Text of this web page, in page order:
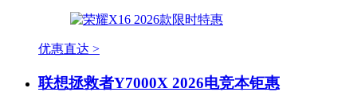
优惠直达 >
联想拯救者Y7000X 2026电竞本钜惠